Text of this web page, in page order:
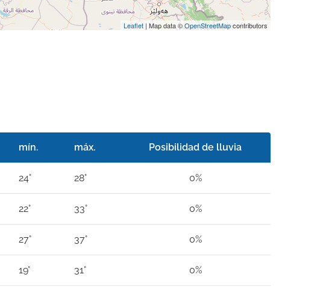
Leaflet | Map data ©OpenStreetMapcontributors
mín. máx. Posibilidad de lluvia
24° 28° 0%
22° 33° 0%
27° 37° 0%
19° 31° 0%